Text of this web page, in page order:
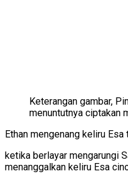
Keterangan gambar,
menuntutnya ciptakan
Ethan mengenang keliru
ketika berlayar mengarungi
menanggalkan keliru Esa